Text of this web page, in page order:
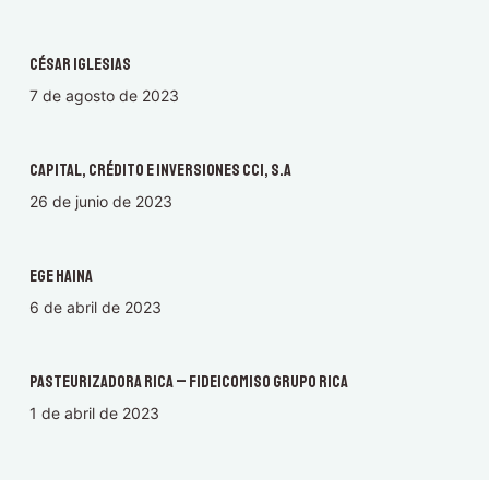
César Iglesias
7 de agosto de 2023
Capital, Crédito e Inversiones CCI, S.A
26 de junio de 2023
EGE Haina
6 de abril de 2023
Pasteurizadora Rica – Fideicomiso Grupo Rica
1 de abril de 2023